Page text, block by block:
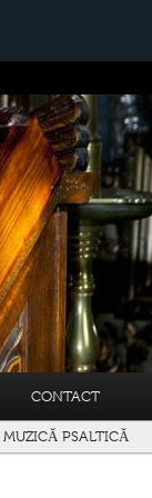
CONTACT
MUZICĂ PSALTICĂ